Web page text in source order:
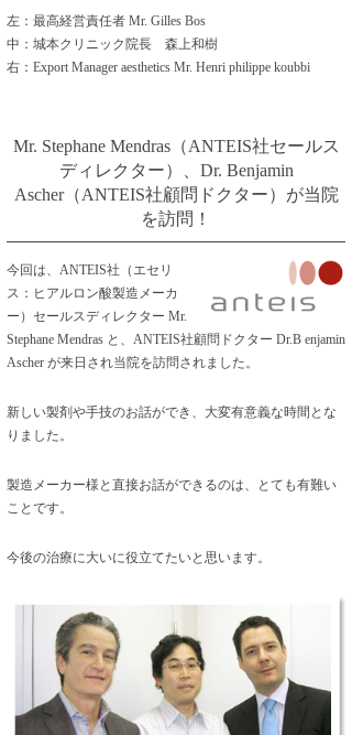
左：最高経営責任者 Mr. Gilles Bos
中：城本クリニック院長 森上和樹
右：Export Manager aesthetics Mr. Henri philippe koubbi
Mr. Stephane Mendras（ANTEIS社セールス
ディレクター）、Dr. Benjamin
Ascher（ANTEIS社顧問ドクター）が当院
を訪問！
今回は、ANTEIS社（エセリ
ス：ヒアルロン酸製造メーカ
ー）セールスディレクター Mr.
Stephane Mendras と、ANTEIS社顧問ドクター Dr.B enjamin
Ascher が来日され当院を訪問されました。
新しい製剤や手技のお話ができ、大変有意義な時間とな
りました。
製造メーカー様と直接お話ができるのは、とても有難い
ことです。
今後の治療に大いに役立てたいと思います。